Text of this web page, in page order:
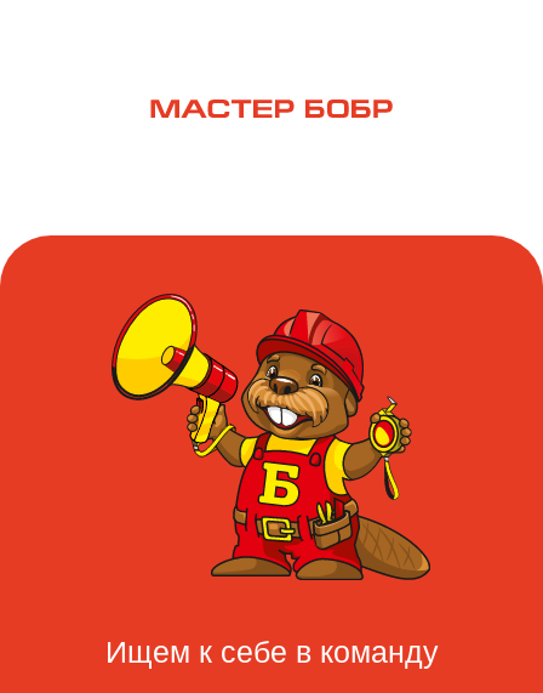
Свободный график,
ПРОМО-
КОНСУЛЬТАНТОВ!
Ищем к себе в команду